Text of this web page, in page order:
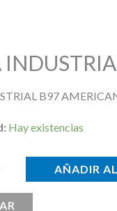
B97
Hay existencias
AÑADIR